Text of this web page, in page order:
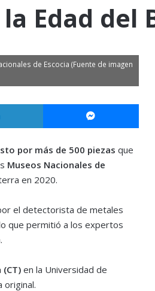
Edad del
de Escocia (Fuente de imagen
LinkedIn
por más de 500 piezas que
Museos Nacionales de
en 2020.
el detectorista de metales
que permitió a los expertos
en la Universidad de